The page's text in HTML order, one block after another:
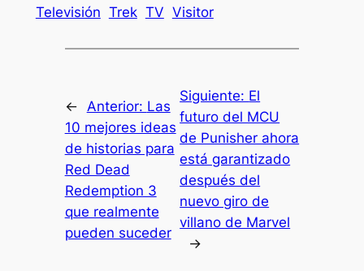
Televisión Trek TV Visitor
← Anterior: Las
10 mejores ideas
de historias para
Red Dead
Redemption 3
que realmente
pueden suceder
Siguiente: El
futuro del MCU
de Punisher ahora
está garantizado
después del
nuevo giro de
villano de Marvel
→